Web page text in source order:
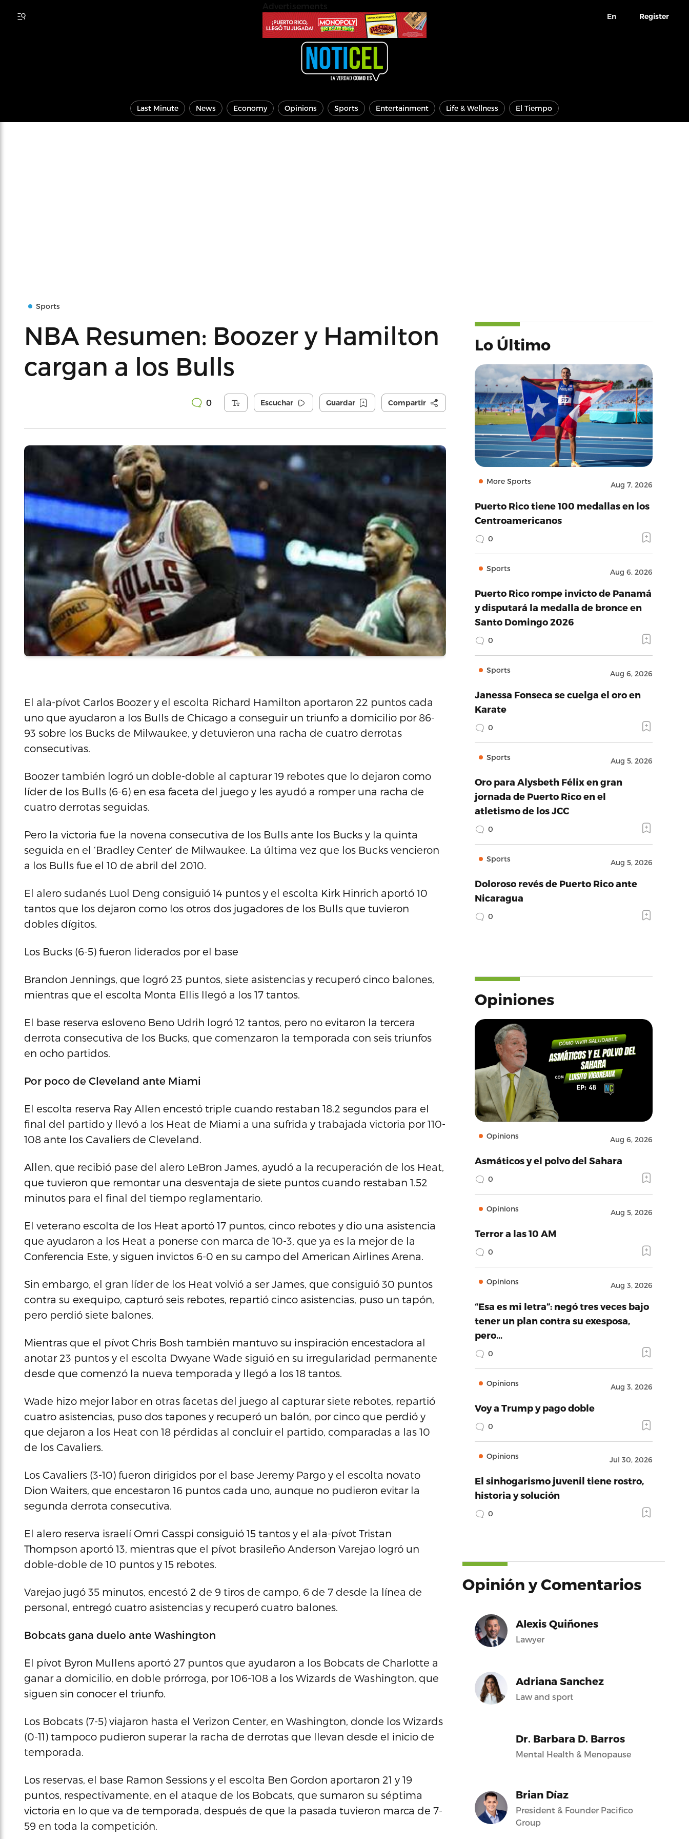
En Register
Last Minute News Economy Opinions Sports Entertainment Life & Wellness El Tiempo
Sports
NBA Resumen: Boozer y Hamilton
cargan a los Bulls
0 Escuchar Guardar Compartir
El ala-pívot Carlos Boozer y el escolta Richard Hamilton aportaron 22 puntos cada
uno que ayudaron a los Bulls de Chicago a conseguir un triunfo a domicilio por 86-
93 sobre los Bucks de Milwaukee, y detuvieron una racha de cuatro derrotas
consecutivas.
Boozer también logró un doble-doble al capturar 19 rebotes que lo dejaron como
líder de los Bulls (6-6) en esa faceta del juego y les ayudó a romper una racha de
cuatro derrotas seguidas.
Pero la victoria fue la novena consecutiva de los Bulls ante los Bucks y la quinta
seguida en el ‘Bradley Center’ de Milwaukee. La última vez que los Bucks vencieron
a los Bulls fue el 10 de abril del 2010.
El alero sudanés Luol Deng consiguió 14 puntos y el escolta Kirk Hinrich aportó 10
tantos que los dejaron como los otros dos jugadores de los Bulls que tuvieron
dobles dígitos.
Los Bucks (6-5) fueron liderados por el base
Brandon Jennings, que logró 23 puntos, siete asistencias y recuperó cinco balones,
mientras que el escolta Monta Ellis llegó a los 17 tantos.
El base reserva esloveno Beno Udrih logró 12 tantos, pero no evitaron la tercera
derrota consecutiva de los Bucks, que comenzaron la temporada con seis triunfos
en ocho partidos.
Por poco de Cleveland ante Miami
El escolta reserva Ray Allen encestó triple cuando restaban 18.2 segundos para el
final del partido y llevó a los Heat de Miami a una sufrida y trabajada victoria por 110-
108 ante los Cavaliers de Cleveland.
Allen, que recibió pase del alero LeBron James, ayudó a la recuperación de los Heat,
que tuvieron que remontar una desventaja de siete puntos cuando restaban 1.52
minutos para el final del tiempo reglamentario.
El veterano escolta de los Heat aportó 17 puntos, cinco rebotes y dio una asistencia
que ayudaron a los Heat a ponerse con marca de 10-3, que ya es la mejor de la
Conferencia Este, y siguen invictos 6-0 en su campo del American Airlines Arena.
Sin embargo, el gran líder de los Heat volvió a ser James, que consiguió 30 puntos
contra su exequipo, capturó seis rebotes, repartió cinco asistencias, puso un tapón,
pero perdió siete balones.
Mientras que el pívot Chris Bosh también mantuvo su inspiración encestadora al
anotar 23 puntos y el escolta Dwyane Wade siguió en su irregularidad permanente
desde que comenzó la nueva temporada y llegó a los 18 tantos.
Wade hizo mejor labor en otras facetas del juego al capturar siete rebotes, repartió
cuatro asistencias, puso dos tapones y recuperó un balón, por cinco que perdió y
que dejaron a los Heat con 18 pérdidas al concluir el partido, comparadas a las 10
de los Cavaliers.
Los Cavaliers (3-10) fueron dirigidos por el base Jeremy Pargo y el escolta novato
Dion Waiters, que encestaron 16 puntos cada uno, aunque no pudieron evitar la
segunda derrota consecutiva.
El alero reserva israelí Omri Casspi consiguió 15 tantos y el ala-pívot Tristan
Thompson aportó 13, mientras que el pívot brasileño Anderson Varejao logró un
doble-doble de 10 puntos y 15 rebotes.
Varejao jugó 35 minutos, encestó 2 de 9 tiros de campo, 6 de 7 desde la línea de
personal, entregó cuatro asistencias y recuperó cuatro balones.
Bobcats gana duelo ante Washington
El pívot Byron Mullens aportó 27 puntos que ayudaron a los Bobcats de Charlotte a
ganar a domicilio, en doble prórroga, por 106-108 a los Wizards de Washington, que
siguen sin conocer el triunfo.
Los Bobcats (7-5) viajaron hasta el Verizon Center, en Washington, donde los Wizards
(0-11) tampoco pudieron superar la racha de derrotas que llevan desde el inicio de
temporada.
Los reservas, el base Ramon Sessions y el escolta Ben Gordon aportaron 21 y 19
puntos, respectivamente, en el ataque de los Bobcats, que sumaron su séptima
victoria en lo que va de temporada, después de que la pasada tuvieron marca de 7-
59 en toda la competición.
Lo Último
More Sports Aug 7, 2026
Puerto Rico tiene 100 medallas en los
Centroamericanos
0
Sports Aug 6, 2026
Puerto Rico rompe invicto de Panamá
y disputará la medalla de bronce en
Santo Domingo 2026
0
Sports Aug 6, 2026
Janessa Fonseca se cuelga el oro en
Karate
0
Sports Aug 5, 2026
Oro para Alysbeth Félix en gran
jornada de Puerto Rico en el
atletismo de los JCC
0
Sports Aug 5, 2026
Doloroso revés de Puerto Rico ante
Nicaragua
0
Opiniones
Opinions Aug 6, 2026
Asmáticos y el polvo del Sahara
0
Opinions Aug 5, 2026
Terror a las 10 AM
0
Opinions Aug 3, 2026
“Esa es mi letra”: negó tres veces bajo
tener un plan contra su exesposa,
pero…
0
Opinions Aug 3, 2026
Voy a Trump y pago doble
0
Opinions Jul 30, 2026
El sinhogarismo juvenil tiene rostro,
historia y solución
0
Opinión y Comentarios
Alexis Quiñones
Lawyer
Adriana Sanchez
Law and sport
Dr. Barbara D. Barros
Mental Health & Menopause
Brian Díaz
President & Founder Pacifico
Group